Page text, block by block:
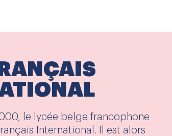
le lycée belge francophone
International. Il est alors